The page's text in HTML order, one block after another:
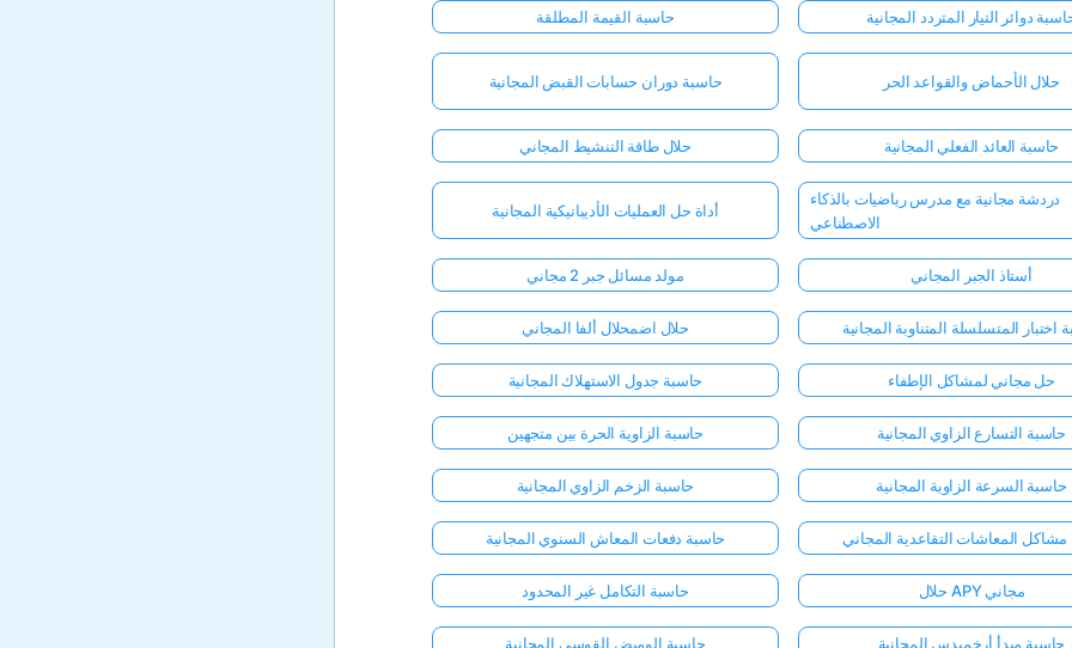
حاسبة القيمة المطلقة دوائر التيار المتردد المجانية
حاسبة دوران حسابات القبض المجانية حلال الأحماض والقواعد الحر
حلال طاقة التنشيط المجاني حاسبة العائد الفعلي المجانية
أداة حل العمليات الأديباتيكية المجانية
دردشة مجانية مع مدرس رياضيات بالذكاء
الاصطناعي
مولد مسائل جبر 2 مجاني أستاذ الجبر المجاني
حلال اضمحلال ألفا المجاني اختبار المتسلسلة المتناوبة المجانية
حاسبة جدول الاستهلاك المجانية حل مجاني لمشاكل الإطفاء
حاسبة الزاوية الحرة بين متجهين حاسبة التسارع الزاوي المجانية
حاسبة الزخم الزاوي المجانية حاسبة السرعة الزاوية المجانية
حاسبة دفعات المعاش السنوي المجانية مشاكل المعاشات التقاعدية المجاني
حاسبة التكامل غير المحدود حلال APY مجاني
حاسبة الوميض القوسي المجانية حاسبة مبدأ أرخميدس المجانية